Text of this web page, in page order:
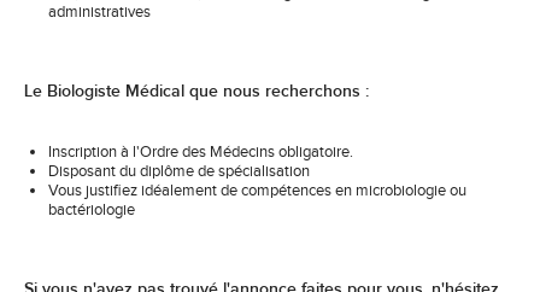
administratives
Le Biologiste Médical que nous recherchons :
Inscription à l'Ordre des Médecins obligatoire.
Disposant du diplôme de spécialisation
Vous justifiez idéalement de compétences en microbiologie ou
bactériologie